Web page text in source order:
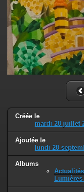
Créée le
mardi 28 juillet
Ajoutée le
lundi 28
Albums